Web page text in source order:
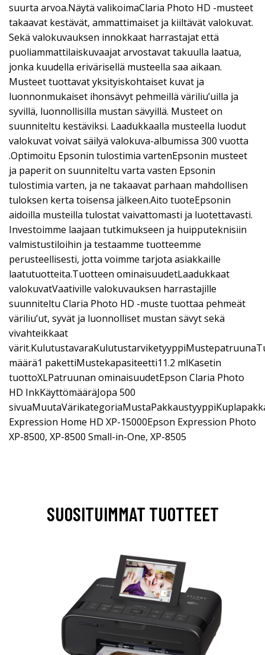
suurta arvoa.Näytä valikoimaClaria Photo HD -musteet
takaavat kestävät, ammattimaiset ja kiiltävät valokuvat.
Sekä valokuvauksen innokkaat harrastajat että
puoliammattilaiskuvaajat arvostavat takuulla laatua,
jonka kuudella erivärisellä musteella saa aikaan.
Musteet tuottavat yksityiskohtaiset kuvat ja
luonnonmukaiset ihonsävyt pehmeillä väriliu’uilla ja
syvillä, luonnollisilla mustan sävyillä. Musteet on
suunniteltu kestäviksi. Laadukkaalla musteella luodut
valokuvat voivat säilyä valokuva-albumissa 300 vuotta
.Optimoitu Epsonin tulostimia vartenEpsonin musteet
ja paperit on suunniteltu varta vasten Epsonin
tulostimia varten, ja ne takaavat parhaan mahdollisen
tuloksen kerta toisensa jälkeen.Aito tuoteEpsonin
aidoilla musteilla tulostat vaivattomasti ja luotettavasti.
Investoimme laajaan tutkimukseen ja huipputeknisiin
valmistustiloihin ja testaamme tuotteemme
perusteellisesti, jotta voimme tarjota asiakkaille
laatutuotteita.Tuotteen ominaisuudetLaadukkaat
valokuvatVaativille valokuvauksen harrastajille
suunniteltu Claria Photo HD -muste tuottaa pehmeät
väriliu’ut, syvät ja luonnolliset mustan sävyt sekä
vivahteikkaat
määrä1 pakettiMustekapasiteetti11.2 mlKasetin
tuottoXLPatruunan ominaisuudetEpson Claria Photo
HD InkKäyttömääräJopa 500
Expression Home HD XP-15000Epson Expression Photo
XP-8500, XP-8500 Small-in-One, XP-8505
SUOSITUIMMAT TUOTTEET